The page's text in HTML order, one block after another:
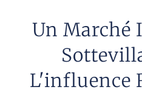
Un
L'influence